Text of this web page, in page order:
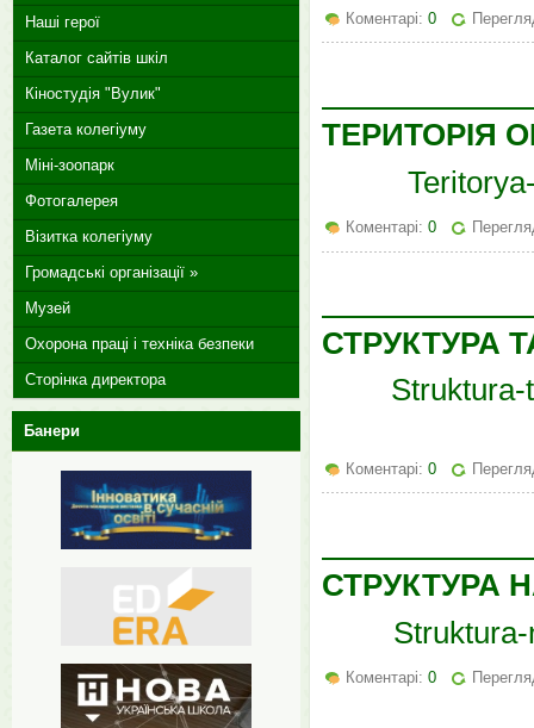
Коментарі: 0
ТЕРИТОРІЯ
Коментарі: 0
СТРУКТУРА
Коментарі: 0
СТРУКТУРА
Коментарі: 0
Наші герої
Каталог сайтів шкіл
Кіностудія "Вулик"
Газета колегіуму
Міні-зоопарк
Фотогалерея
Візитка колегіуму
Громадські організації »
Музей
Охорона праці і техніка безпеки
Сторінка директора
Банери